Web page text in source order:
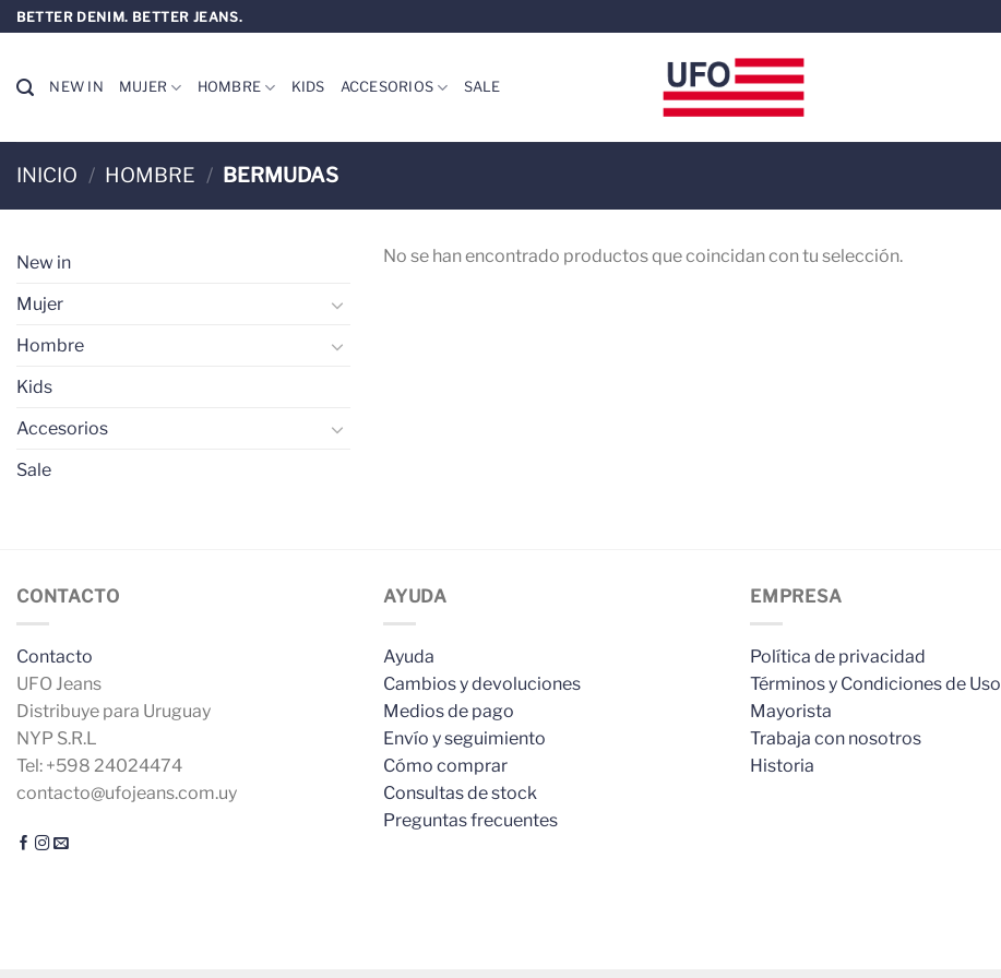
Saltar
al
BETTER DENIM. BETTER JEANS.
NEW IN MUJER HOMBRE KIDS ACCESORIOS SALE
INICIO / HOMBRE / BERMUDAS
New in
Mujer
Hombre
Kids
Accesorios
Sale
No se han encontrado productos que coincidan con tu selección.
CONTACTO
Contacto
UFO Jeans
Distribuye para Uruguay
NYP S.R.L
Tel: +598 24024474
contacto@ufojeans.com.uy
AYUDA
Ayuda
Cambios y devoluciones
Medios de pago
Envío y seguimiento
Cómo comprar
Consultas de stock
Preguntas frecuentes
EMPRESA
Política de privacidad
Términos y Condiciones de Uso
Mayorista
Trabaja con nosotros
Historia